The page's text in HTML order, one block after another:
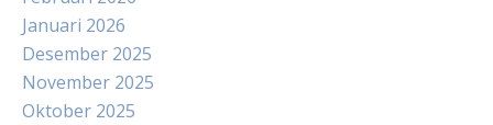
Januari 2026
Desember 2025
November 2025
Oktober 2025